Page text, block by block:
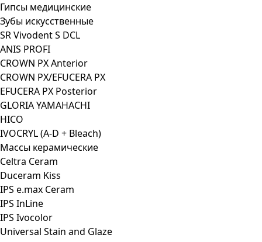
Гипсы медицинские
Зубы искусственные
SR Vivodent S DCL
ANIS PROFI
CROWN PX Anterior
CROWN PX/EFUCERA PX
EFUCERA PX Posterior
GLORIA YAMAHACHI
HICO
IVOCRYL (A-D + Bleach)
Массы керамические
Celtra Ceram
Duceram Kiss
IPS e.max Ceram
IPS InLine
IPS Ivocolor
Universal Stain and Glaze